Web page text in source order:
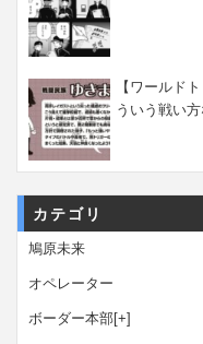
【ワールド
ういう戦い
カテゴリ
鳩原未来
オペレーター
ボーダー本部[+]